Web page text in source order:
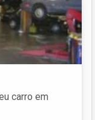
carro em